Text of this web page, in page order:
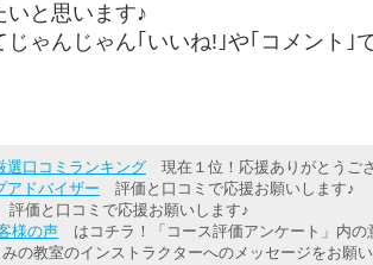
いと思います♪
じゃんじゃん｢いいね!｣や｢コメント｣
選口コミランキング 現在１位！応援ありがとうご
アドバイザー 評価と口コミで応援お願いします♪
評価と口コミで応援お願いします♪
様の声 はコチラ！「コース評価アンケート」内の
の教室のインストラクターへのメッセージをお願